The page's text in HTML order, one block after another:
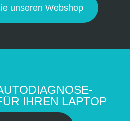
unseren Webshop
IHREN LAPTOP